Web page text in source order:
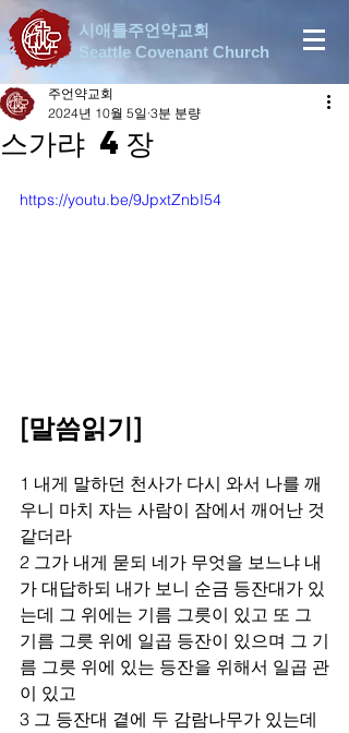
시애틀주언약교회
Seattle Covenant Church
스가랴 4장
주언약교회
2024년 10월 5일 3분 분량
https://youtu.be/9JpxtZnbI54
[말씀읽기]
1 내게 말하던 천사가 다시 와서 나를 깨
우니 마치 자는 사람이 잠에서 깨어난 것
같더라
2 그가 내게 묻되 네가 무엇을 보느냐 내
가 대답하되 내가 보니 순금 등잔대가 있
는데 그 위에는 기름 그릇이 있고 또 그
기름 그릇 위에 일곱 등잔이 있으며 그 기
름 그릇 위에 있는 등잔을 위해서 일곱 관
이 있고
3 그 등잔대 곁에 두 감람나무가 있는데